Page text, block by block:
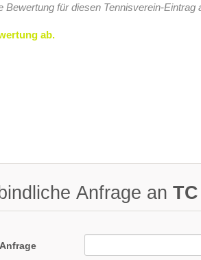
Bewertung für diesen Tennisverein-Eintrag
ab.
Anfrage an